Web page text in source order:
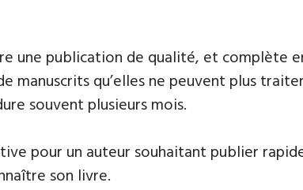
une publication de qualité, et complète
manuscrits qu’elles ne peuvent plus
souvent plusieurs mois.
pour un auteur souhaitant publier
son livre.